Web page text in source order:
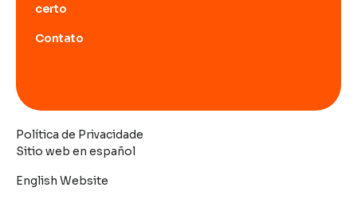
certo
Contato
Sitio web en español
English Website
Política de Privacidade